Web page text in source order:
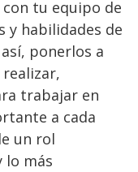
tu equipo de
habilidades de
ponerlos a
trabajar en
a cada
un rol
lo más